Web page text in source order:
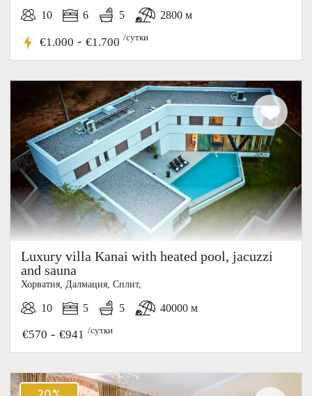
5%
СКИДКА
10 6 5 2800 м
€1.000 - €1.700 /сутки
Luxury villa Kanai with heated pool, jacuzzi
and sauna
Хорватия, Далмация, Cплит,
10 5 5 40000 м
€570 - €941 /сутки